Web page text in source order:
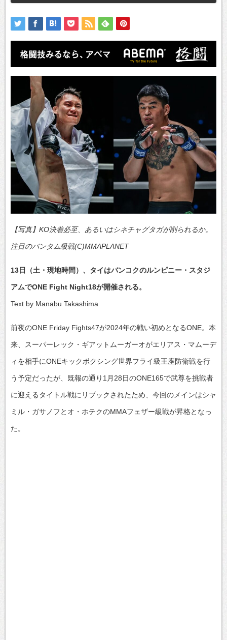
【写真】KO決着必至、あるいはシネチャグタガが削られるか。
注目のバンタム級戦(C)MMAPLANET
13日（土・現地時間）、タイはバンコクのルンピニー・スタジ
アムでONE Fight Night18が開催される。
Text by Manabu Takashima
前夜のONE Friday Fights47が2024年の戦い初めとなるONE。本
来、スーパーレック・ギアットムーガーオがエリアス・マムーデ
ィを相手にONEキックボクシング世界フライ級王座防衛戦を行
う予定だったが、既報の通り1月28日のONE165で武尊を挑戦者
に迎えるタイトル戦にリブックされたため、今回のメインはシャ
ミル・ガサノフとオ・ホテクのMMAフェザー級戦が昇格となっ
た。